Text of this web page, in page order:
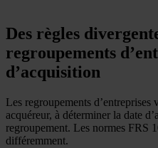
Des règles
regroupements
d’acquisition
Les regroupements
acquéreur, à déterminer la date
regroupement. Les normes FRS
différemment.